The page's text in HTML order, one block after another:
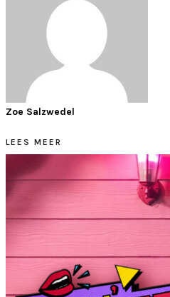
Zoe Salzwedel
LEES MEER